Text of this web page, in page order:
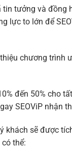
tưởng và
lực to lớn để
chương trình
đến 50% cho
SEOViP nhận
khách sẽ được
thể: